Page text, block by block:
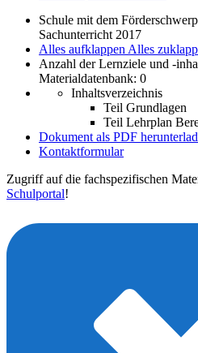
Schule mit dem
Sachunterricht 2017
Alles aufklappen Alles
Anzahl der Lernziele und -
Materialdatenbank: 0
Inhaltsverzeichnis
Teil Grundlagen
Teil Lehrplan
Dokument als PDF
Kontaktformular
Zugriff auf die fachspezifischen
Schulportal!